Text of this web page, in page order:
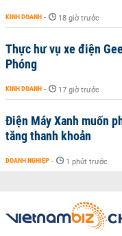
KINH DOANH - 18 giờ trước
Thực hư vụ xe điện
Phóng
KINH DOANH - 17 giờ trước
Điện Máy Xanh muốn
tăng thanh khoản
DOANH NGHIỆP - 1 phút trước